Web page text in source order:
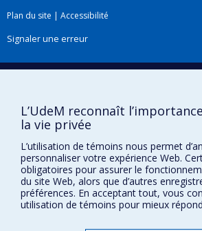
Plan du site | Accessibilité
Signaler une erreur
Téléchargez les logos de l'ESPUM
L’UdeM reconnaît
la vie privée
L’utilisation de témoins nous permet
personnaliser votre expérience Web.
obligatoires pour assurer le
du site Web, alors que d’autres
préférences. En acceptant tout, vous
utilisation de témoins pour mieux